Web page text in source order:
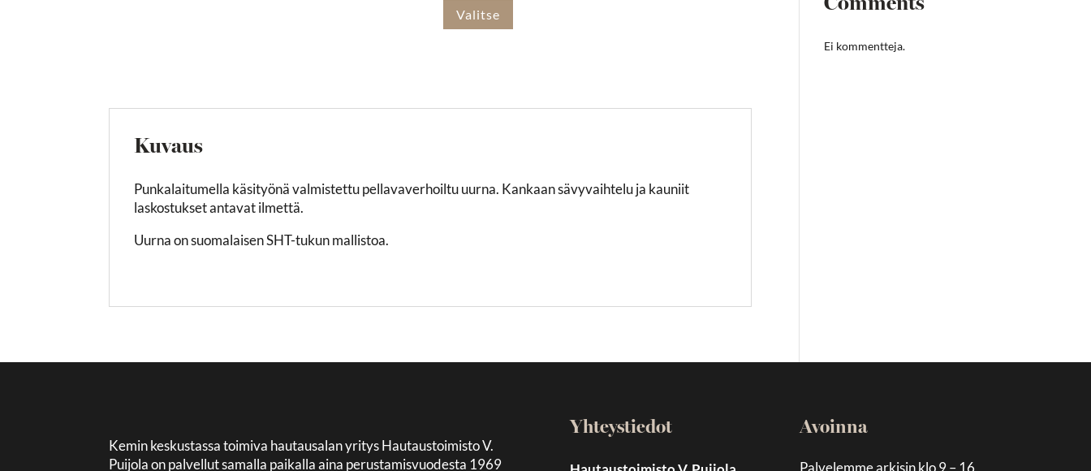
Valitse
Kuvaus
Punkalaitumella käsityönä valmistettu pellavaverhoiltu uurna. Kankaan sävyvaihtelu ja kauniit
laskostukset antavat ilmettä.
Uurna on suomalaisen SHT-tukun mallistoa.
Ei kommentteja.
Kemin keskustassa toimiva hautausalan yritys Hautaustoimisto V.
Puijola on palvellut samalla paikalla aina perustamisvuodesta 1969
Yhteystiedot Avoinna